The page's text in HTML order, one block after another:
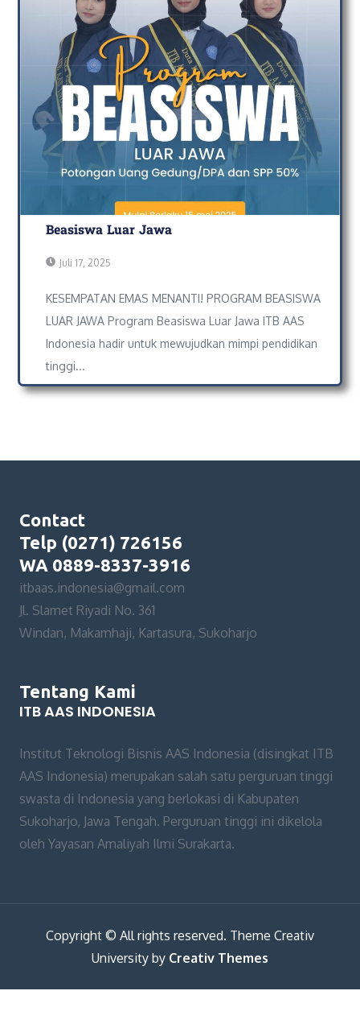
Beasiswa Luar Jawa
Juli 17, 2025
KESEMPATAN EMAS MENANTI! PROGRAM BEASISWA
LUAR JAWA Program Beasiswa Luar Jawa ITB AAS
Indonesia hadir untuk mewujudkan mimpi pendidikan
tinggi...
Contact
Telp (0271) 726156
WA 0889-8337-3916
itbaas.indonesia@gmail.com
Jl. Slamet Riyadi No. 361
Windan, Makamhaji, Kartasura, Sukoharjo
Tentang Kami
ITB AAS INDONESIA
Institut Teknologi Bisnis AAS Indonesia (disingkat ITB
AAS Indonesia) merupakan salah satu perguruan tinggi
swasta di Indonesia yang berlokasi di Kabupaten
Sukoharjo, Jawa Tengah. Perguruan tinggi ini dikelola
oleh Yayasan Amaliyah Ilmi Surakarta.
Copyright © All rights reserved. Theme Creativ
University by Creativ Themes